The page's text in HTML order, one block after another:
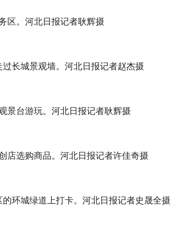
。河北日报记者耿辉摄
长城景观墙。河北日报记者赵杰摄
台游玩。河北日报记者耿辉摄
选购商品。河北日报记者许佳奇摄
环城绿道上打卡。河北日报记者史晟全摄